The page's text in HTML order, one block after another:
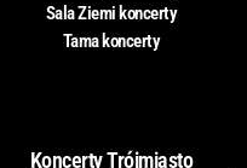
Sala Ziemi koncerty
Tama koncerty
Koncerty Trójmiasto